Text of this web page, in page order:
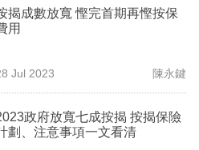
揭成數放寬 慳完首期再慳按保
用
Jul 2023 陳永鍵
政府放寬七成按揭 按揭保險
劃、注意事項一文看清